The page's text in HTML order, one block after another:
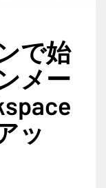
で始
メー
ッ